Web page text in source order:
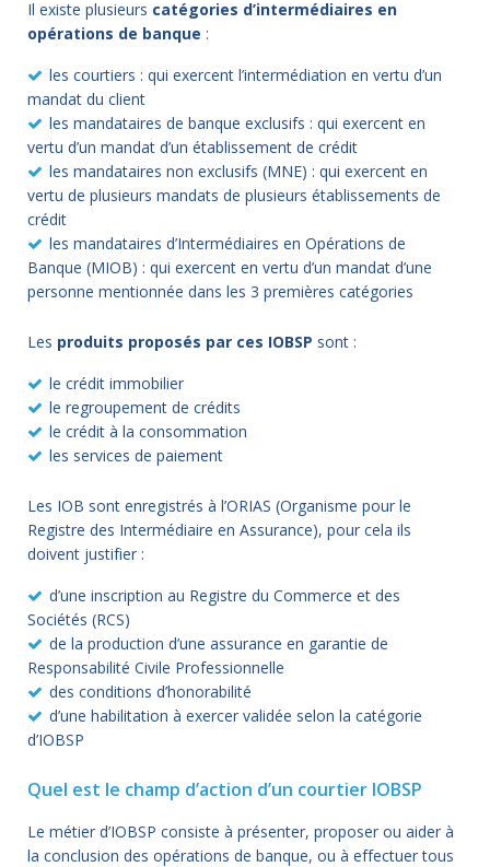
Il existe plusieurs catégories d’intermédiaires en
opérations de banque :
les courtiers : qui exercent l’intermédiation en vertu d’un
mandat du client
les mandataires de banque exclusifs : qui exercent en
vertu d’un mandat d’un établissement de crédit
les mandataires non exclusifs (MNE) : qui exercent en
vertu de plusieurs mandats de plusieurs établissements de
crédit
les mandataires d’Intermédiaires en Opérations de
Banque (MIOB) : qui exercent en vertu d’un mandat d’une
personne mentionnée dans les 3 premières catégories
Les produits proposés par ces IOBSP sont :
le crédit immobilier
le regroupement de crédits
le crédit à la consommation
les services de paiement
Les IOB sont enregistrés à l’ORIAS (Organisme pour le
Registre des Intermédiaire en Assurance), pour cela ils
doivent justifier :
d’une inscription au Registre du Commerce et des
Sociétés (RCS)
de la production d’une assurance en garantie de
Responsabilité Civile Professionnelle
des conditions d’honorabilité
d’une habilitation à exercer validée selon la catégorie
d’IOBSP
Quel est le champ d’action d’un courtier IOBSP
Le métier d’IOBSP consiste à présenter, proposer ou aider à
la conclusion des opérations de banque, ou à effectuer tous